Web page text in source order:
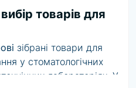
товарів для
зібрані товари для
у стоматологічних
лабораторіях. У